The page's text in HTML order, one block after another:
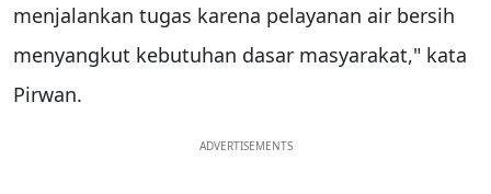
menjalankan tugas karena pelayanan air bersih
menyangkut kebutuhan dasar masyarakat," kata
Pirwan.
ADVERTISEMENTS